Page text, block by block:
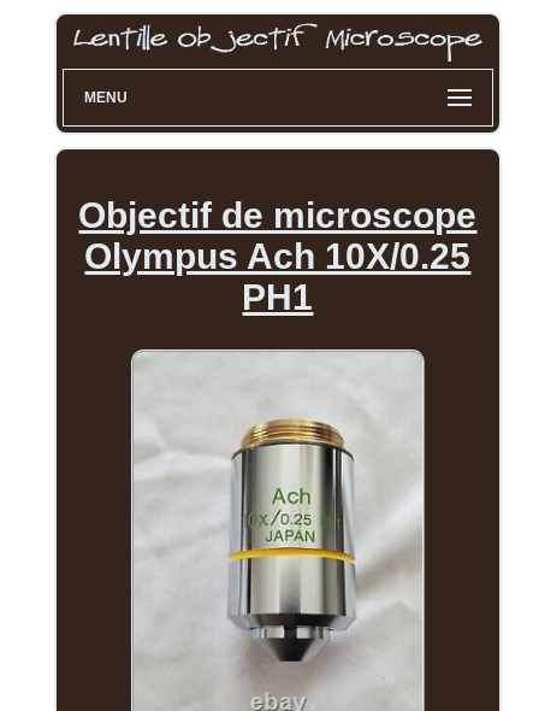
MENU
Objectif de microscope
Olympus Ach 10X/0.25
PH1